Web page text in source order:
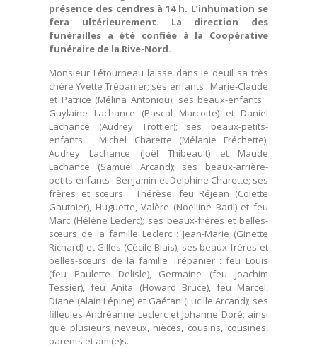
présence des cendres à 14 h. L’inhumation se
fera ultérieurement. La direction des
funérailles a été confiée à la Coopérative
funéraire de la Rive-Nord.
Monsieur Létourneau laisse dans le deuil sa très
chère Yvette Trépanier; ses enfants : Marie-Claude
et Patrice (Mélina Antoniou); ses beaux-enfants :
Guylaine Lachance (Pascal Marcotte) et Daniel
Lachance (Audrey Trottier); ses beaux-petits-
enfants : Michel Charette (Mélanie Fréchette),
Audrey Lachance (Joël Thibeault) et Maude
Lachance (Samuel Arcand); ses beaux-arrière-
petits-enfants : Benjamin et Delphine Charette; ses
frères et sœurs : Thérèse, feu Réjean (Colette
Gauthier), Huguette, Valère (Noëlline Baril) et feu
Marc (Hélène Leclerc); ses beaux-frères et belles-
sœurs de la famille Leclerc : Jean-Marie (Ginette
Richard) et Gilles (Cécile Blais); ses beaux-frères et
belles-sœurs de la famille Trépanier : feu Louis
(feu Paulette Delisle), Germaine (feu Joachim
Tessier), feu Anita (Howard Bruce), feu Marcel,
Diane (Alain Lépine) et Gaétan (Lucille Arcand); ses
filleules Andréanne Leclerc et Johanne Doré; ainsi
que plusieurs neveux, nièces, cousins, cousines,
parents et ami(e)s.